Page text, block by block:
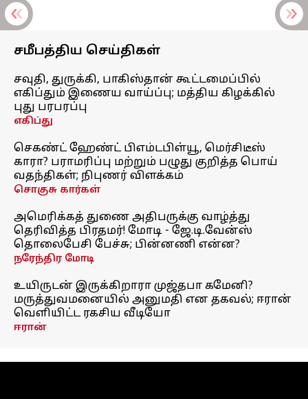
சமீபத்திய செய்திகள்
சவுதி, துருக்கி, பாகிஸ்தான் கூட்டமைப்பில்
எகிப்தும் இணைய வாய்ப்பு; மத்திய கிழக்கில்
புது பரபரப்பு
எகிப்து
செகண்ட் ஹேண்ட் பிஎம்டபிள்யூ, மெர்சிடீஸ்
காரா? பராமரிப்பு மற்றும் பழுது குறித்த பொய்
வதந்திகள்; நிபுணர் விளக்கம்
சொகுசு கார்கள்
அமெரிக்கத் துணை அதிபருக்கு வாழ்த்து
தெரிவித்த பிரதமர்! மோடி - ஜே.டி.வேன்ஸ்
தொலைபேசி பேச்சு; பின்னணி என்ன?
நரேந்திர மோடி
உயிருடன் இருக்கிறாரா முஜ்தபா கமேனி?
மருத்துவமனையில் அனுமதி என தகவல்; ஈரான்
வெளியிட்ட ரகசிய வீடியோ
ஈரான்